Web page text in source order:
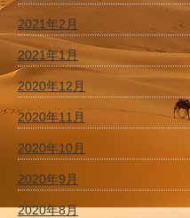
2021年2月
2021年1月
2020年12月
2020年11月
2020年10月
2020年9月
2020年8月